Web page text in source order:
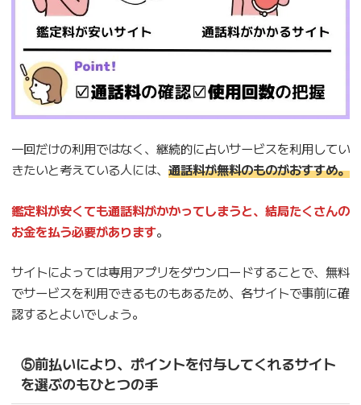
一回だけの利用ではなく、継続的に占いサービスを利用してい
きたいと考えている人には、 通話料が無料のものがおすすめ。
鑑定料が安くても通話料がかかってしまうと、結局たくさんの
お金を払う必要があります。
サイトによっては専用アプリをダウンロードすることで、無料
でサービスを利用できるものもあるため、各サイトで事前に確
認するとよいでしょう。
⑤前払いにより、ポイントを付与してくれるサイト
を選ぶのもひとつの手